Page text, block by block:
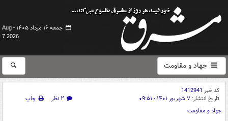
جمعه ۱۶ مرداد ۱۴۰۵ -
Aug
7 2026
جهاد و مقاومت
کد خبر 1412941
تاریخ انتشار: ۷ شهریور ۱۴۰۱ - ۰۹:۵۱ ۲ نظر
چاپ
جهاد و مقاومت